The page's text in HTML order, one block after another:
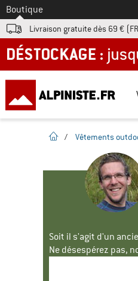
Vers le
Boutique
Livraison gratuite dès 69 €
DÉSTOCKAGE : jusqu'à -60 %
Page d'accueil
/ Vêtements
Soit il s'agit d'un
Ne désespérez pas,